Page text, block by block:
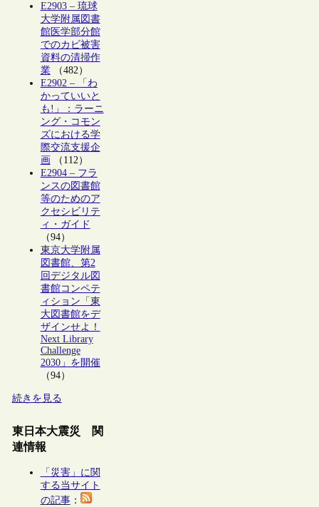
E2903 – 琉球
大学附属図書
館医学部分館
でのカビ被害
資料の清掃作
業（482）
E2902 – 「わ
かっていいと
も!」：ラーニ
ング・コモン
ズにおける学
際交流支援企
画 （112）
E2904 – フラ
ンスの図書館
等のためのア
クセシビリテ
ィ・ガイド
（94）
東京大学附属
図書館、第2
回デジタル図
書館コンペテ
ィション「東
大図書館をデ
ザインせよ！
Next Library
Challenge
2030」を開催
（94）
続きを見る
東日本大震災 関
連情報
「災害」に関
する当サイト
の記事：